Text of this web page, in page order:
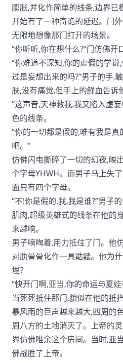
膨胀,并化作简单的线条,边界已
开始有了一种奇诡的延迟。门
无限地想像那门打开的场景。
“你听听,你在想什么?”门仿佛开
“你难道不深知,你的虚假的学
过是妄想出来的吗?”男子的手,
肤,没有痛觉,但手上的鲜血告诉
“这声音,天神救我,我又陷入虚
色的线条。
“你的一切都是假的,唯有我是
吧。”
仿佛闪电撕碎了一切的幻夜,映
个字母YHWH。而男子马上失
面只有四个字母。
“不!你是假的,我,我是谁?”男子
肌肉,超级英雄式的线条在他的
来越响。
男子嘀啕着,用力抵住了门。他
对肋骨骨化作一具骷髅。他为
埋？
“快开门啊,亚当,你的命运与夏
当死死抵住那门,貌似在他的抵
暴风雨的巨声越来越大,四周的
周八方的土地消灭了。上帝的
界仿佛唯余这个房间。当时,亚
佛战胜了上帝。